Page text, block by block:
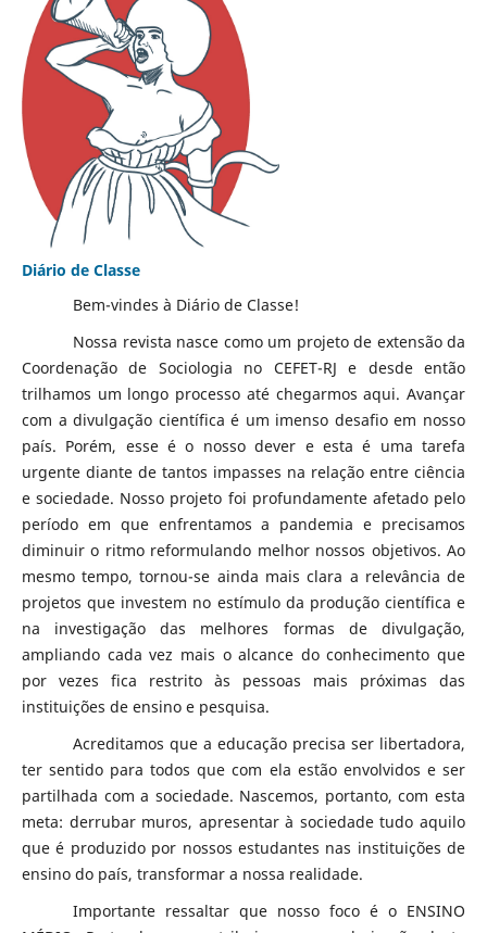
Diário de Classe
Bem-vindes à Diário de Classe!
Nossa revista nasce como um projeto de extensão da
Coordenação de Sociologia no CEFET-RJ e desde então
trilhamos um longo processo até chegarmos aqui. Avançar
com a divulgação científica é um imenso desafio em nosso
país. Porém, esse é o nosso dever e esta é uma tarefa
urgente diante de tantos impasses na relação entre ciência
e sociedade. Nosso projeto foi profundamente afetado pelo
período em que enfrentamos a pandemia e precisamos
diminuir o ritmo reformulando melhor nossos objetivos. Ao
mesmo tempo, tornou-se ainda mais clara a relevância de
projetos que investem no estímulo da produção científica e
na investigação das melhores formas de divulgação,
ampliando cada vez mais o alcance do conhecimento que
por vezes fica restrito às pessoas mais próximas das
instituições de ensino e pesquisa.
Acreditamos que a educação precisa ser libertadora,
ter sentido para todos que com ela estão envolvidos e ser
partilhada com a sociedade. Nascemos, portanto, com esta
meta: derrubar muros, apresentar à sociedade tudo aquilo
que é produzido por nossos estudantes nas instituições de
ensino do país, transformar a nossa realidade.
Importante ressaltar que nosso foco é o ENSINO